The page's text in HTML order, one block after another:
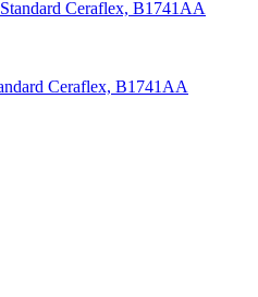
Ceraflex, B1741AA